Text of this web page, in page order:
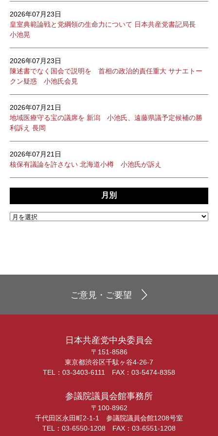
2026年07月23日
皇室典範論戦と党綱領の生命力について 日本共産党書記局長
小池晃
2026年07月23日
陳述書でなく国会で説明を 首相の政治的責任重大 サナエトー
クン疑惑 小池氏会見
2026年07月21日
地域医療守る宝の議席を 新潟 小池氏、遠藤県議予定候補の勝
利訴え 長岡
2026年07月21日
核保有議論を許さない 北海道小樽 小池氏が訴え
月別
ご意見・ご要望
日本共産党中央委員会
〒151-8586
東京都渋谷区千駄ヶ谷4-26-7
TEL：03-3403-6111 FAX：03-5474-8358
参議院議員会館事務所
〒100-8962
千代田区永田町2-1-1 参議院議員会館1208号室
TEL：03-6550-1208 FAX：03-6551-1208